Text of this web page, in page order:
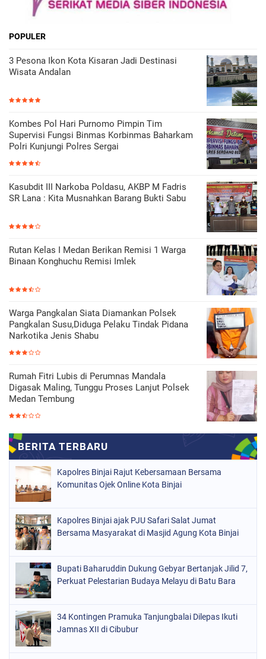
POPULER
3 Pesona Ikon Kota Kisaran Jadi Destinasi
Wisata Andalan
Kombes Pol Hari Purnomo Pimpin Tim
Supervisi Fungsi Binmas Korbinmas Baharkam
Polri Kunjungi Polres Sergai
Kasubdit III Narkoba Poldasu, AKBP M Fadris
SR Lana : Kita Musnahkan Barang Bukti Sabu
Rutan Kelas I Medan Berikan Remisi 1 Warga
Binaan Konghuchu Remisi Imlek
Warga Pangkalan Siata Diamankan Polsek
Pangkalan Susu,Diduga Pelaku Tindak Pidana
Narkotika Jenis Shabu
Rumah Fitri Lubis di Perumnas Mandala
Digasak Maling, Tunggu Proses Lanjut Polsek
Medan Tembung
Kapolres Binjai Rajut Kebersamaan Bersama
Komunitas Ojek Online Kota Binjai
Kapolres Binjai ajak PJU Safari Salat Jumat
Bersama Masyarakat di Masjid Agung Kota Binjai
Bupati Baharuddin Dukung Gebyar Bertanjak Jilid 7,
Perkuat Pelestarian Budaya Melayu di Batu Bara
34 Kontingen Pramuka Tanjungbalai Dilepas Ikuti
Jamnas XII di Cibubur